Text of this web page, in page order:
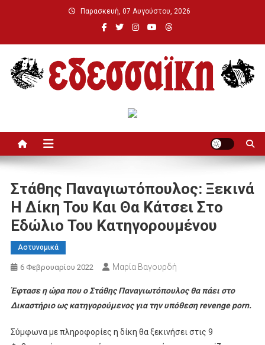
Παρασκευή, 07 Αυγούστου, 2026
Στάθης Παναγιωτόπουλος: Ξεκινά
Η Δίκη Του Και Θα Κάτσει Στο
Εδώλιο Του Κατηγορουμένου
Αστυνομικά
6 Φεβρουαρίου 2022 Μαρία Βαγουρδή
Έφτασε η ώρα που ο Στάθης Παναγιωτόπουλος θα πάει στο
Δικαστήριο ως κατηγορούμενος για την υπόθεση revenge porn.
Σύμφωνα με πληροφορίες η δίκη θα ξεκινήσει στις 9